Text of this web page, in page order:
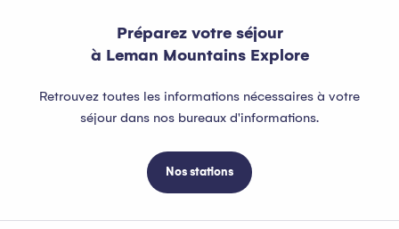
Préparez votre séjour
à Leman Mountains Explore
Retrouvez toutes les informations nécessaires à votre
séjour dans nos bureaux d'informations.
Nos stations